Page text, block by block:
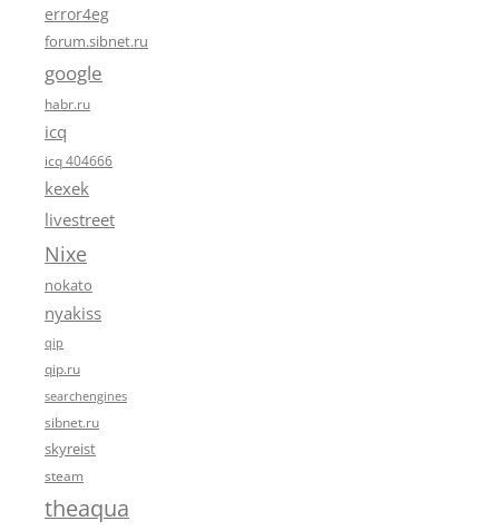
error4eg
forum.sibnet.ru
google
habr.ru
icq
icq 404666
kexek
livestreet
Nixe
nokato
nyakiss
qip
qip.ru
searchengines
sibnet.ru
skyreist
steam
theaqua